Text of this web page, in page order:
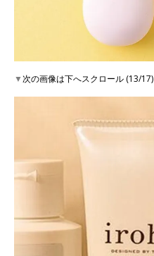
▼次の画像は下へスクロール (13/17)